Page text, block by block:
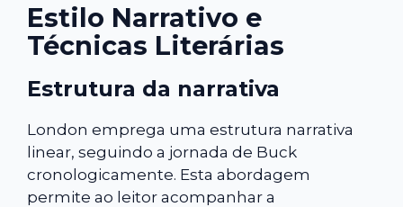
Estilo Narrativo e
Técnicas Literárias
Estrutura da narrativa
London emprega uma estrutura narrativa
linear, seguindo a jornada de Buck
cronologicamente. Esta abordagem
permite ao leitor acompanhar a